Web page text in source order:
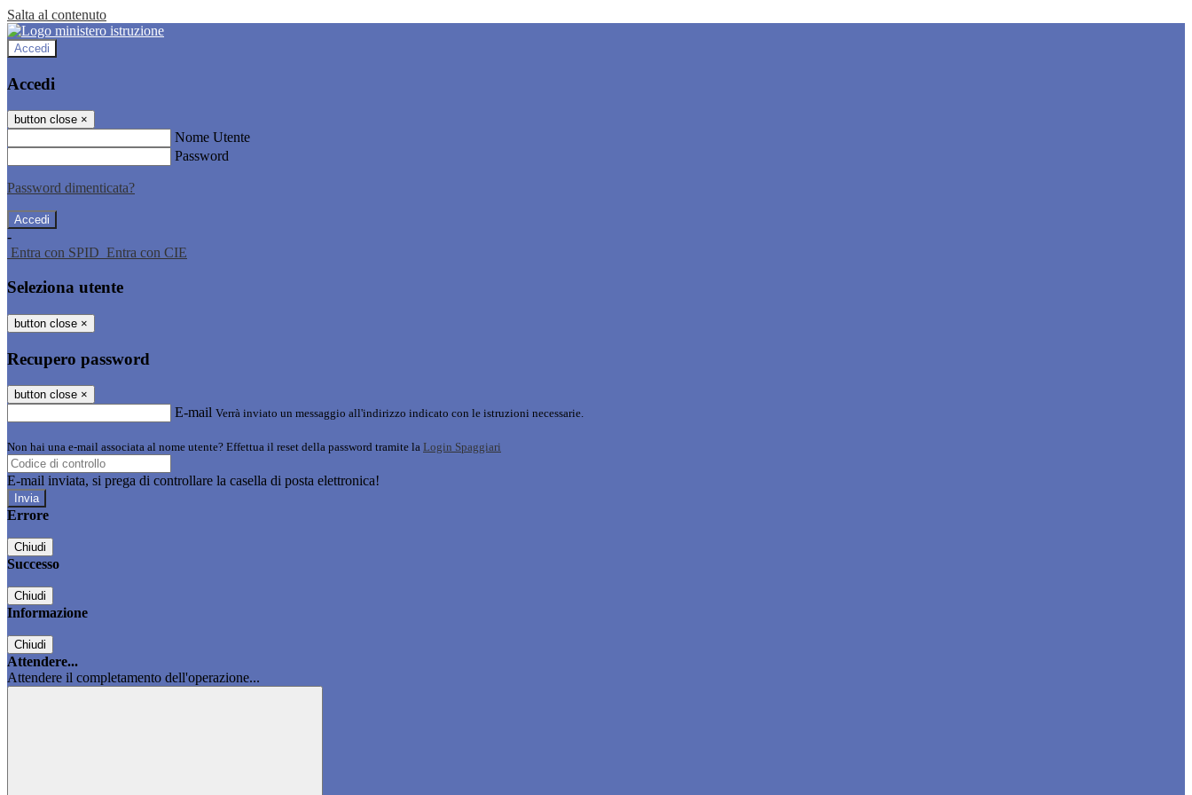
Salta al contenuto
Accedi
Accedi
button close ×
Nome Utente
Password
Password dimenticata?
-
Entra con SPID Entra con CIE
Seleziona utente
button close ×
Recupero password
button close ×
E-mail Verrà inviato un messaggio all'indirizzo indicato con le istruzioni necessarie.
Non hai una e-mail associata al nome utente? Effettua il reset della password tramite la Login Spaggiari
E-mail inviata, si prega di controllare la casella di posta elettronica!
Errore
Chiudi
Successo
Chiudi
Informazione
Chiudi
Attendere...
Attendere il completamento dell'operazione...